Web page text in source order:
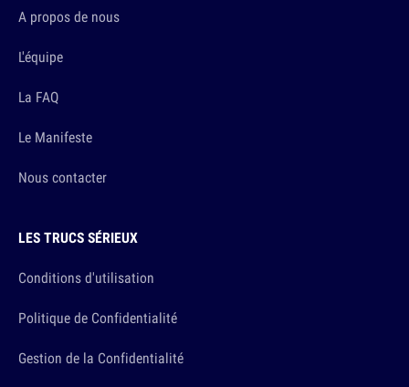
A propos de nous
L'équipe
La FAQ
Le Manifeste
Nous contacter
LES TRUCS SÉRIEUX
Conditions d'utilisation
Politique de Confidentialité
Gestion de la Confidentialité